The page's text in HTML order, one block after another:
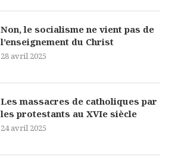
Non, le socialisme ne vient pas de
l’enseignement du Christ
28 avril 2025
Les massacres de catholiques par
les protestants au XVIe siècle
24 avril 2025